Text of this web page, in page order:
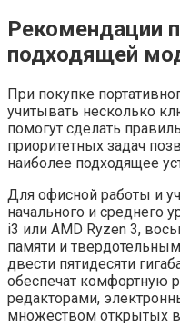
Рекомендации
подходящей
При покупке
учитывать несколько
помогут сделать
приоритетных задач
наиболее подходящее
Для офисной работы и
начального и среднего
i3 или AMD Ryzen 3,
памяти и
двести пятидесяти
обеспечат комфортную
редакторами,
множеством открытых